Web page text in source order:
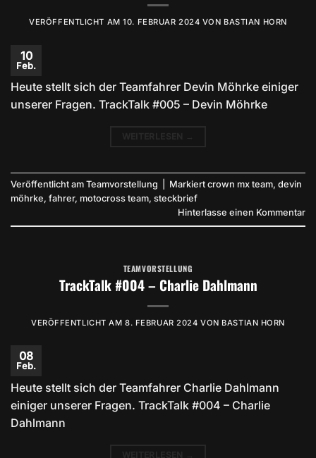
VERÖFFENTLICHT AM10. FEBRUAR 2024 VON BASTIAN HORN
10
Feb.
Heute stellt sich der Teamfahrer Devin Möhrke einiger
unserer Fragen. TrackTalk #005 – Devin Möhrke
Veröffentlicht am Teamvorstellung Markiert crown mx team, devin
möhrke, fahrer, motocross team, steckbrief
Hinterlasse einen Kommentar
TEAMVORSTELLUNG
TrackTalk #004 – Charlie Dahlmann
VERÖFFENTLICHT AM8. FEBRUAR 2024 VON BASTIAN HORN
08
Feb.
Heute stellt sich der Teamfahrer Charlie Dahlmann
einiger unserer Fragen. TrackTalk #004 – Charlie
Dahlmann